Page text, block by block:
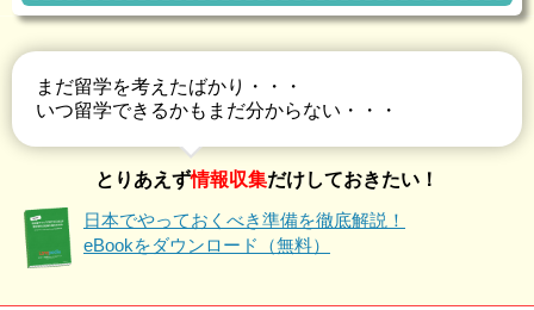
まだ留学を考えたばかり・・・
いつ留学できるかもまだ分からない・・・
とりあえず情報収集だけしておきたい！
日本でやっておくべき準備を徹底解説！
eBookをダウンロード（無料）